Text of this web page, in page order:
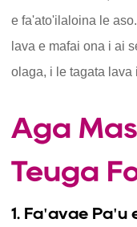
e fa'ato'ilaloina le
lava e mafai ona i ai
olaga, i le tagata lava
Aga
Teuga
1. Fa'avae Pa'u